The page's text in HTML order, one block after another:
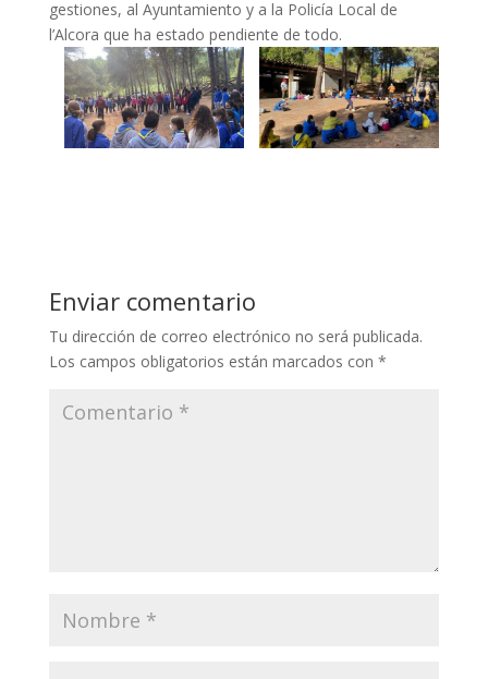
gestiones, al Ayuntamiento y a la Policía Local de
l’Alcora que ha estado pendiente de todo.
Enviar comentario
Tu dirección de correo electrónico no será publicada.
Los campos obligatorios están marcados con *